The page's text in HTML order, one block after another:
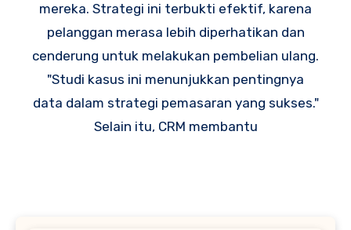
mereka. Strategi ini terbukti efektif, karena
pelanggan merasa lebih diperhatikan dan
cenderung untuk melakukan pembelian ulang.
"Studi kasus ini menunjukkan pentingnya
data dalam strategi pemasaran yang sukses."
Selain itu, CRM membantu